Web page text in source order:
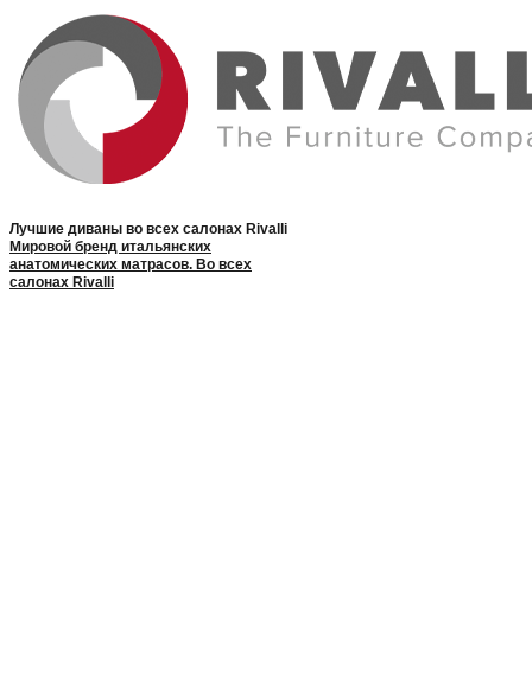
Лучшие диваны во всех салонах Rivalli
Мировой бренд итальянских
анатомических матрасов. Во всех
салонах Rivalli